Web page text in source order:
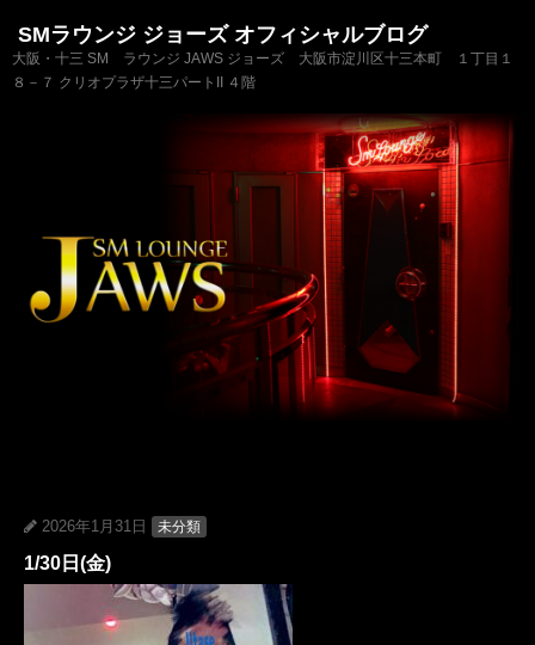
SMラウンジ ジョーズ オフィシャルブログ
大阪・十三 SM ラウンジ JAWS ジョーズ 大阪市淀川区十三本町 １丁目１
８－７ クリオプラザ十三パートII ４階
2026年1月31日 未分類
1/30日(金)